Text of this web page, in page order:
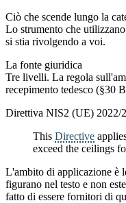
Ciò che scende lungo la
Lo strumento che
si stia rivolgendo a voi.
La fonte giuridica
Tre livelli. La regola
recepimento tedesco (§30
Direttiva NIS2 (UE) 2022/
This Directive
exceed the ceilings
L'ambito di applicazione è
figurano nel testo e non
fatto di essere fornitori di